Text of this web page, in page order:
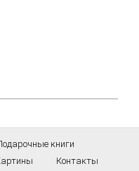
книги
Контакты